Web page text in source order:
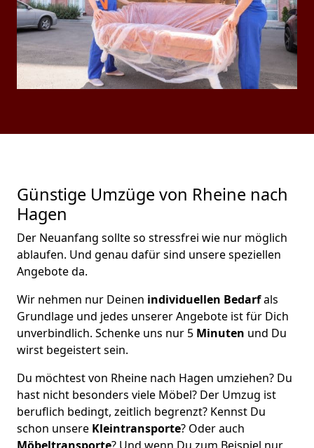
Günstige Umzüge von Rheine nach
Hagen
Der Neuanfang sollte so stressfrei wie nur möglich
ablaufen. Und genau dafür sind unsere speziellen
Angebote da.
Wir nehmen nur Deinen individuellen Bedarfals
Grundlage und jedes unserer Angebote ist für Dich
unverbindlich. Schenke uns nur 5 Minuten und Du
wirst begeistert sein.
Du möchtest von Rheine nach Hagen umziehen? Du
hast nicht besonders viele Möbel? Der Umzug ist
beruflich bedingt, zeitlich begrenzt? Kennst Du
schon unsere Kleintransporte? Oder auch